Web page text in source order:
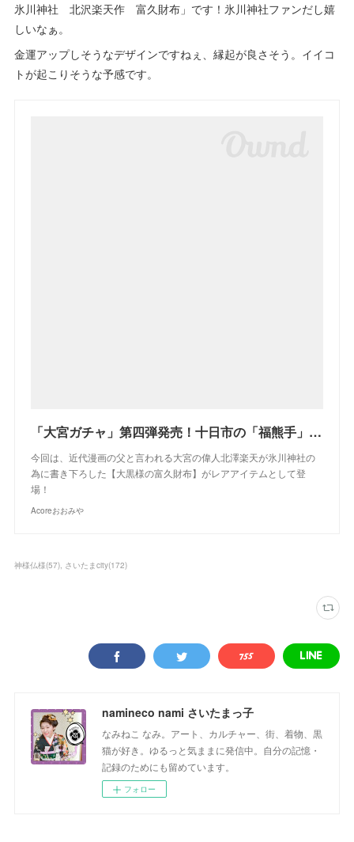
氷川神社 北沢楽天作 富久財布」です！氷川神社ファンだし嬉
しいなぁ。
金運アップしそうなデザインですねぇ、縁起が良さそう。イイコ
トが起こりそうな予感です。
「大宮ガチャ」第四弾発売！十日市の「福熊手」やレアアイテムも登場 | Acoreおおみや
今回は、近代漫画の父と言われる大宮の偉人北澤楽天が氷川神社の
為に書き下ろした【大黒様の富久財布】がレアアイテムとして登
場！
Acoreおおみや
神様仏様(57) さいたまcity(172)
namineco nami さいたまっ子
なみねこ なみ。アート、カルチャー、街、着物、黒
猫が好き。ゆるっと気ままに発信中。自分の記憶・
記録のためにも留めています。
フォロー